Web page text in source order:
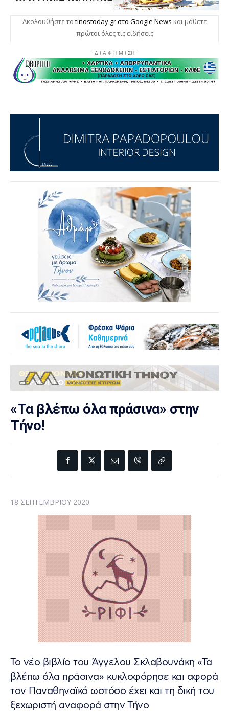
Ακολουθήστε το tinostoday.gr στο Google News και μάθετε
πρώτοι όλες τις ειδήσεις
- Δ Ι Α Φ Η Μ Ι ΣΗ -